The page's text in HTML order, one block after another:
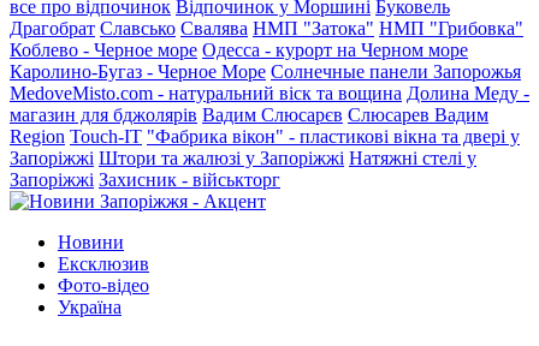
все про відпочинок Відпочинок у Моршині Буковель
Драгобрат Славсько Свалява НМП "Затока" НМП "Грибовка"
Коблево - Черное море Одесса - курорт на Черном море
Каролино-Бугаз - Черное Море Солнечные панели Запорожья
MedoveMisto.com - натуральний віск та вощина Долина Меду -
магазин для бджолярів Вадим Слюсарєв Слюсарев Вадим
Region Touch-IT "Фабрика вікон" - пластикові вікна та двері у
Запоріжжі Штори та жалюзі у Запоріжжі Натяжні стелі у
Запоріжжі Захисник - військторг
Новини
Ексклюзив
Фото-відео
Україна